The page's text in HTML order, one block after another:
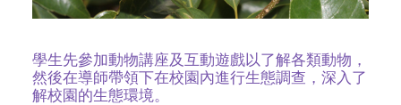
學生先參加動物講座及互動遊戲以了解各類動物，
然後在導師帶領下在校園內進行生態調查，深入了
解校園的生態環境。